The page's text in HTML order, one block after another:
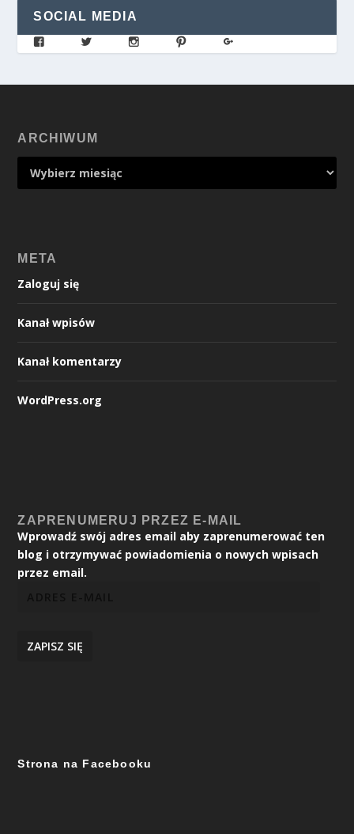
SOCIAL MEDIA
ARCHIWUM
META
Zaloguj się
Kanał wpisów
Kanał komentarzy
WordPress.org
ZAPRENUMERUJ PRZEZ E-MAIL
Wprowadź swój adres email aby zaprenumerować ten
blog i otrzymywać powiadomienia o nowych wpisach
przez email.
ZAPISZ SIĘ
Strona na Facebooku